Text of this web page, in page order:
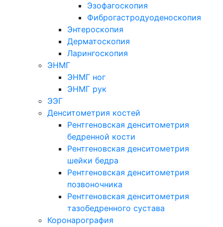
Эзофагоскопия
Фиброгастродуоденоскопия
Энтероскопия
Дерматоскопия
Ларингоскопия
ЭНМГ
ЭНМГ ног
ЭНМГ рук
ЭЭГ
Денситометрия костей
Рентгеновская денситометрия
бедренной кости
Рентгеновская денситометрия
шейки бедра
Рентгеновская денситометрия
позвоночника
Рентгеновская денситометрия
тазобедренного сустава
Коронарография